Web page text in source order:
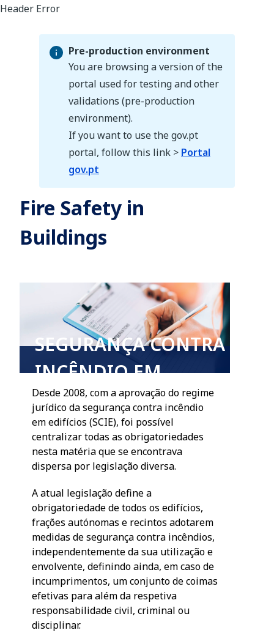
Pre-production environment
Pre-production environment
You are browsing a version of the
portal used for testing and other
validations (pre-production
environment).
If you want to use the gov.pt
portal, follow this link > Portal
gov.pt
Fire Safety in
Buildings
SEGURANÇA CONTRA
INCÊNDIO EM
EDIFÍCIOS
Desde 2008, com a aprovação do regime
jurídico da segurança contra incêndio
em edifícios (SCIE), foi possível
centralizar todas as obrigatoriedades
nesta matéria que se encontrava
dispersa por legislação diversa.
A atual legislação define a
obrigatoriedade de todos os edifícios,
frações autónomas e recintos adotarem
medidas de segurança contra incêndios,
independentemente da sua utilização e
envolvente, definindo ainda, em caso de
incumprimentos, um conjunto de coimas
efetivas para além da respetiva
responsabilidade civil, criminal ou
disciplinar.